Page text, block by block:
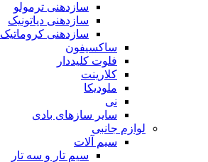
سازدهنی ترمولو
سازدهنی دیاتونیک
سازدهنی کروماتیک
ساکسیفون
فلوت کلیددار
کلارینت
ملودیکا
نی
سایر سازهای بادی
لوازم جانبی
سیم آلات
سیم تار و سه تار